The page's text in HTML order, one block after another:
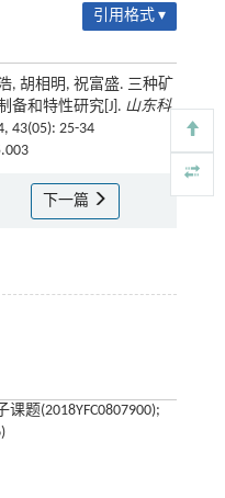
引用格式 ▾
, 胡相明, 祝富盛. 三种矿
备和特性研究[J]. 山东科
43(05): 25-34
下一篇
题(2018YFC0807900);